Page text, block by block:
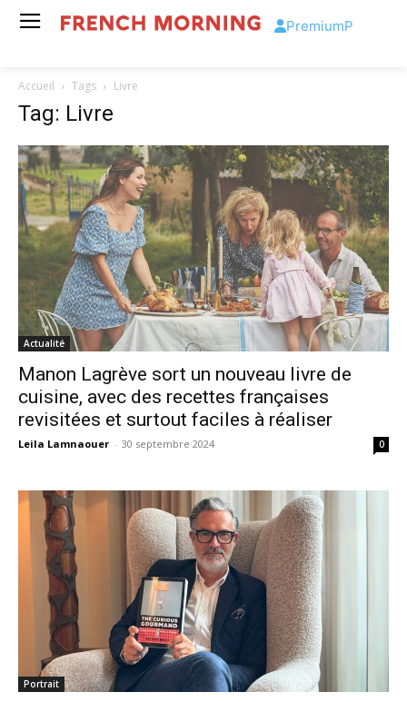
PremiumP
Accueil Tags Livre
Tag: Livre
Actualité
Manon Lagrève sort un nouveau livre de
cuisine, avec des recettes françaises
revisitées et surtout faciles à réaliser
Leila Lamnaouer - 30 septembre 2024 0
Portrait